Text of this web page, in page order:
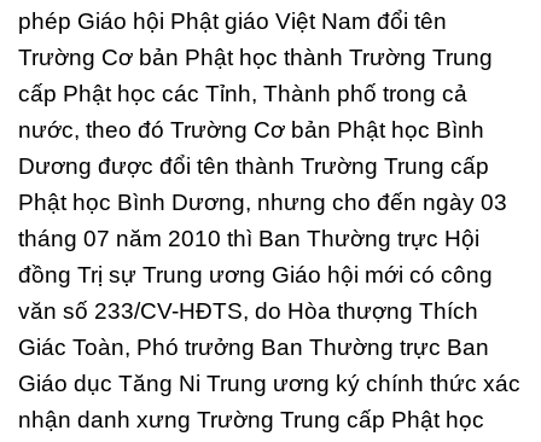
phép Giáo hội Phật giáo Việt Nam đổi tên
Trường Cơ bản Phật học thành Trường Trung
cấp Phật học các Tỉnh, Thành phố trong cả
nước, theo đó Trường Cơ bản Phật học Bình
Dương được đổi tên thành Trường Trung cấp
Phật học Bình Dương, nhưng cho đến ngày 03
tháng 07 năm 2010 thì Ban Thường trực Hội
đồng Trị sự Trung ương Giáo hội mới có công
văn số 233/CV-HĐTS, do Hòa thượng Thích
Giác Toàn, Phó trưởng Ban Thường trực Ban
Giáo dục Tăng Ni Trung ương ký chính thức xác
nhận danh xưng Trường Trung cấp Phật học